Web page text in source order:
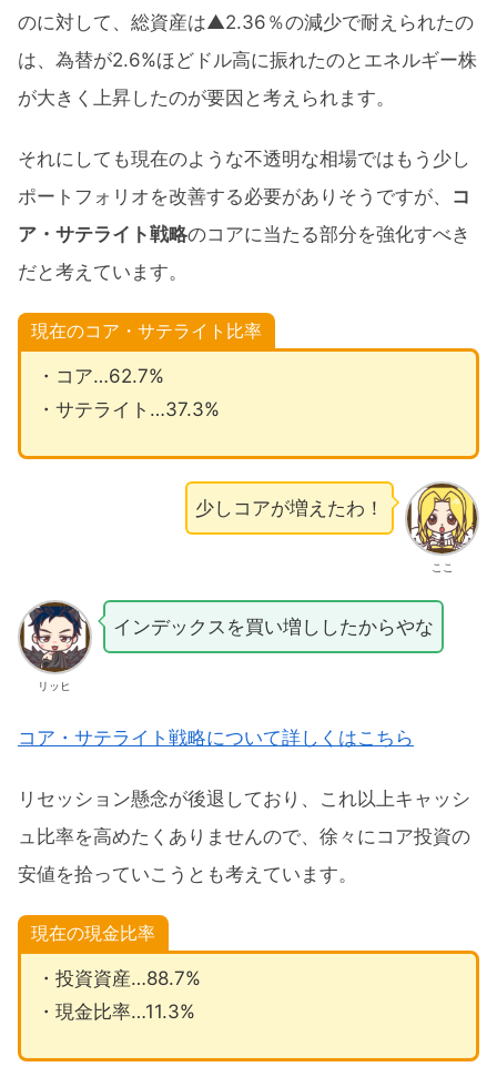
のに対して、総資産は▲2.36％の減少で耐えられたの
は、為替が2.6%ほどドル高に振れたのとエネルギー株
が大きく上昇したのが要因と考えられます。
それにしても現在のような不透明な相場ではもう少し
ポートフォリオを改善する必要がありそうですが、 コ
ア・サテライト戦略のコアに当たる部分を強化すべき
だと考えています。
現在のコア・サテライト比率
・コア…62.7%
・サテライト…37.3%
ここ
少しコアが増えたわ！
リッヒ
インデックスを買い増ししたからやな
コア・サテライト戦略について詳しくはこちら
リセッション懸念が後退しており、これ以上キャッシ
ュ比率を高めたくありませんので、徐々にコア投資の
安値を拾っていこうとも考えています。
現在の現金比率
・投資資産…88.7%
・現金比率…11.3%